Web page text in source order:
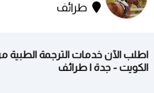
طرائف
اطلب الآن خدمات الترجمة
الكويت - جدة | طرائف